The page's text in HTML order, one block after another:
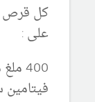
كل قرص
على :